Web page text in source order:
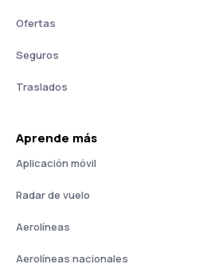
Ofertas
Seguros
Traslados
Aprende más
Aplicación móvil
Radar de vuelo
Aerolíneas
Aerolíneas nacionales